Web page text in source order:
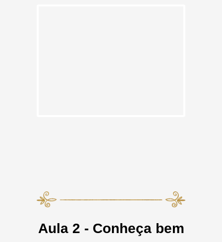
Aula 2 - Conheça bem